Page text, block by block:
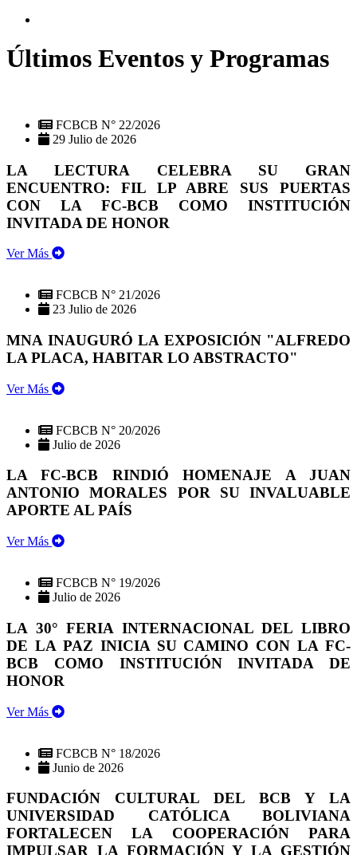
Últimos Eventos y Programas
FCBCB N° 22/2026
29 Julio de 2026
LA LECTURA CELEBRA SU GRAN
ENCUENTRO: FIL LP ABRE SUS PUERTAS
CON LA FC-BCB COMO INSTITUCIÓN
INVITADA DE HONOR
Ver Más
FCBCB N° 21/2026
23 Julio de 2026
MNA INAUGURÓ LA EXPOSICIÓN "ALFREDO
LA PLACA, HABITAR LO ABSTRACTO"
Ver Más
FCBCB N° 20/2026
Julio de 2026
LA FC-BCB RINDIÓ HOMENAJE A JUAN
ANTONIO MORALES POR SU INVALUABLE
APORTE AL PAÍS
Ver Más
FCBCB N° 19/2026
Julio de 2026
LA 30° FERIA INTERNACIONAL DEL LIBRO
DE LA PAZ INICIA SU CAMINO CON LA FC-
BCB COMO INSTITUCIÓN INVITADA DE
HONOR
Ver Más
FCBCB N° 18/2026
Junio de 2026
FUNDACIÓN CULTURAL DEL BCB Y LA
UNIVERSIDAD CATÓLICA BOLIVIANA
FORTALECEN LA COOPERACIÓN PARA
IMPULSAR LA FORMACIÓN Y LA GESTIÓN